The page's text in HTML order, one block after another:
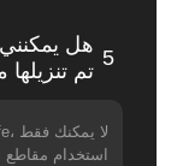
تم
5
استخدام